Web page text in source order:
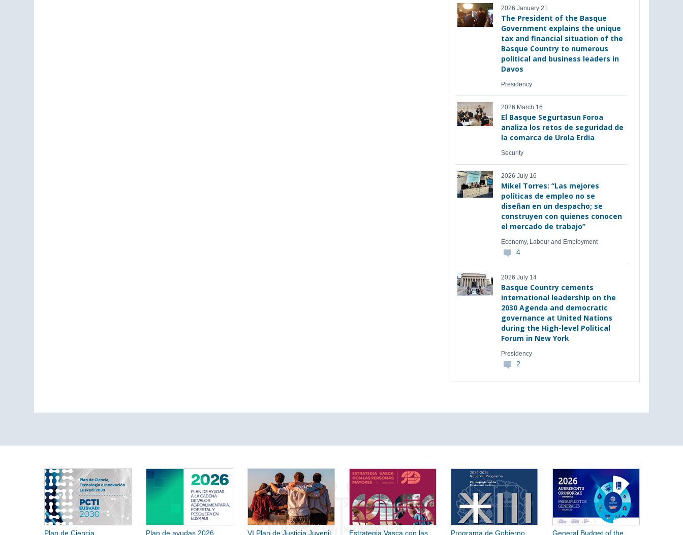
2026 January 21
The President of the Basque
Government explains the unique
tax and financial situation of the
Basque Country to numerous
political and business leaders in
Davos
Presidency
2026 March 16
El Basque Segurtasun Foroa
analiza los retos de seguridad de
la comarca de Urola Erdia
Security
2026 July 16
Mikel Torres: “Las mejores
políticas de empleo no se
diseñan en un despacho; se
construyen con quienes conocen
el mercado de trabajo”
Economy, Labour and Employment
4
2026 July 14
Basque Country cements
international leadership on the
2030 Agenda and democratic
governance at United Nations
during the High-level Political
Forum in New York
Presidency
2
Plan de Ciencia, Plan de ayudas 2026. VI Plan de Justicia Juvenil Estrategia Vasca con las Programa de Gobierno General Budget of the